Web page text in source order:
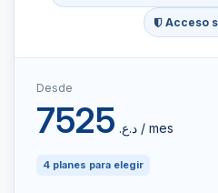
Acceso
Desde
7525 د.ع.‏ / mes
4 planes para elegir